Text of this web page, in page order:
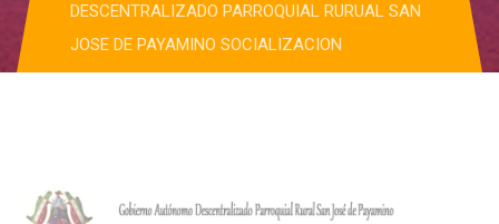
DESCENTRALIZADO PARROQUIAL RURUAL SAN
JOSE DE PAYAMINO SOCIALIZACION